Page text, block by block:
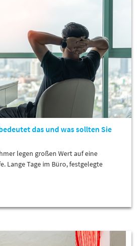
das und was sollten Sie
legen großen Wert auf eine
Lange Tage im Büro, festgelegte